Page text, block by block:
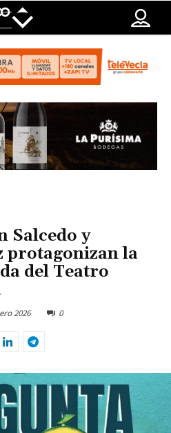
Salcedo y
protagonizan la
del Teatro
2026 0